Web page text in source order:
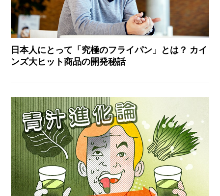
日本人にとって「究極のフライパン」とは？ カイ
ンズ大ヒット商品の開発秘話